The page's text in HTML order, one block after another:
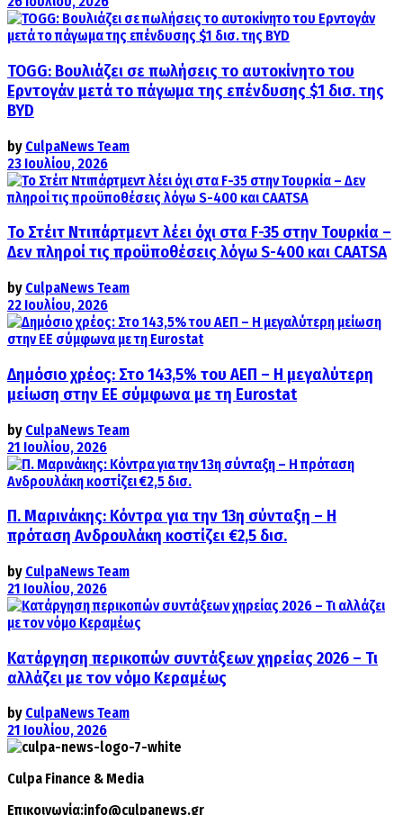
TOGG: Βουλιάζει σε πωλήσεις το αυτοκίνητο του
Ερντογάν μετά το πάγωμα της επένδυσης $1 δισ. της
BYD
by CulpaNews Team
23 Ιουλίου, 2026
Το Στέιτ Ντιπάρτμεντ λέει όχι στα F-35 στην Τουρκία –
Δεν πληροί τις προϋποθέσεις λόγω S-400 και CAATSA
by CulpaNews Team
22 Ιουλίου, 2026
Δημόσιο χρέος: Στο 143,5% του ΑΕΠ – Η μεγαλύτερη
μείωση στην ΕΕ σύμφωνα με τη Eurostat
by CulpaNews Team
21 Ιουλίου, 2026
Π. Μαρινάκης: Κόντρα για την 13η σύνταξη – Η
πρόταση Ανδρουλάκη κοστίζει €2,5 δισ.
by CulpaNews Team
21 Ιουλίου, 2026
Κατάργηση περικοπών συντάξεων χηρείας 2026 – Τι
αλλάζει με τον νόμο Κεραμέως
by CulpaNews Team
21 Ιουλίου, 2026
Culpa Finance & Media
Επικοινωνία:info@culpanews.gr